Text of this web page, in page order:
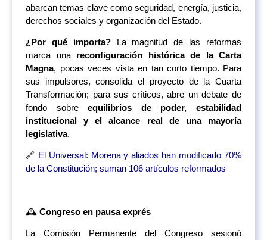
abarcan temas clave como seguridad, energía, justicia,
derechos sociales y organización del Estado.
¿Por qué importa?La magnitud de las reformas
marca una reconfiguración histórica de la Carta
Magna, pocas veces vista en tan corto tiempo. Para
sus impulsores, consolida el proyecto de la Cuarta
Transformación; para sus críticos, abre un debate de
fondo sobreequilibrios de poder, estabilidad
institucional y el alcance real de una mayoría
legislativa.
🔗 El Universal: Morena y aliados han modificado 70%
de la Constitución; suman 106 artículos reformados
🕰️ Congreso en pausa exprés
La Comisión Permanente del Congreso sesionó